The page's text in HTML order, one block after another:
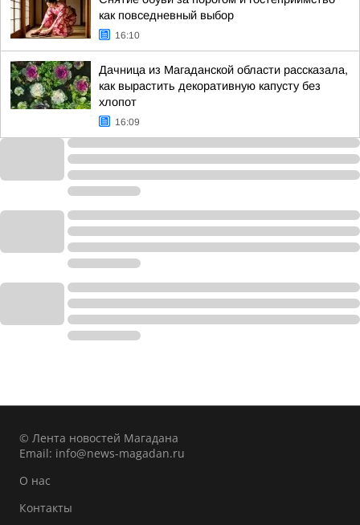
как повседневный выбор
16:10
Дачница из Магаданской области рассказала,
как вырастить декоративную капусту без
хлопот
16:09
© Лента новостей Магадана
Email: info@news-magadan.ru
О нас
Контакты